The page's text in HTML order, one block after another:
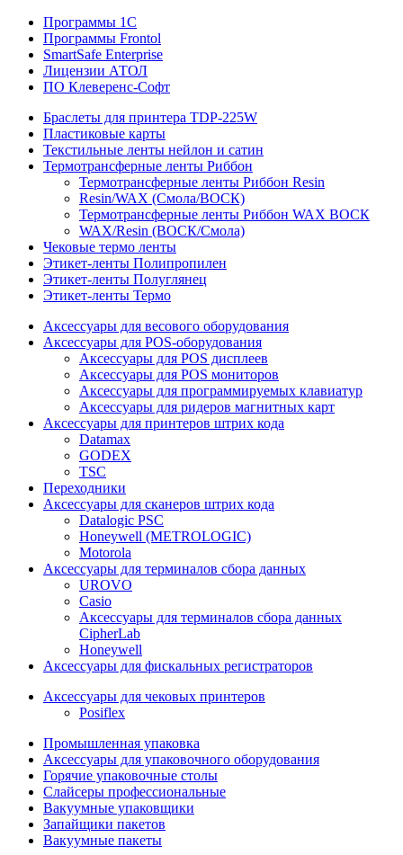
Программы 1C
Программы Frontol
SmartSafe Enterprise
Лицензии АТОЛ
ПО Клеверенс-Софт
Браслеты для принтера TDP-225W
Пластиковые карты
Текстильные ленты нейлон и сатин
Термотрансферные ленты Риббон
Термотрансферные ленты Риббон Resin
Resin/WAX (Смола/ВОСК)
Термотрансферные ленты Риббон WAX ВОСК
WAX/Resin (ВОСК/Смола)
Чековые термо ленты
Этикет-ленты Полипропилен
Этикет-ленты Полуглянец
Этикет-ленты Термо
Аксессуары для весового оборудования
Аксессуары для POS-оборудования
Аксессуары для POS дисплеев
Аксессуары для POS мониторов
Аксессуары для программируемых клавиатур
Аксессуары для ридеров магнитных карт
Аксессуары для принтеров штрих кода
Datamax
GODEX
TSC
Переходники
Аксессуары для сканеров штрих кода
Datalogic PSC
Honeywell (METROLOGIC)
Motorola
Аксессуары для терминалов сбора данных
UROVO
Casio
Аксессуары для терминалов сбора данных
CipherLab
Honeywell
Аксессуары для фискальных регистраторов
Аксессуары для чековых принтеров
Posiflex
Промышленная упаковка
Аксессуары для упаковочного оборудования
Горячие упаковочные столы
Слайсеры профессиональные
Вакуумные упаковщики
Запайщики пакетов
Вакуумные пакеты